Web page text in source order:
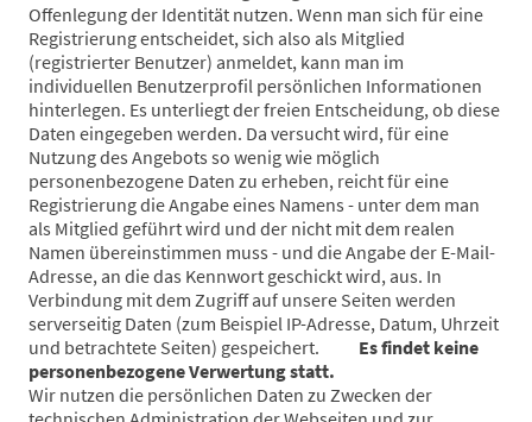
Offenlegung der Identität nutzen. Wenn man sich für eine
Registrierung entscheidet, sich also als Mitglied
(registrierter Benutzer) anmeldet, kann man im
individuellen Benutzerprofil persönlichen Informationen
hinterlegen. Es unterliegt der freien Entscheidung, ob diese
Daten eingegeben werden. Da versucht wird, für eine
Nutzung des Angebots so wenig wie möglich
personenbezogene Daten zu erheben, reicht für eine
Registrierung die Angabe eines Namens - unter dem man
als Mitglied geführt wird und der nicht mit dem realen
Namen übereinstimmen muss - und die Angabe der E-Mail-
Adresse, an die das Kennwort geschickt wird, aus. In
Verbindung mit dem Zugriff auf unsere Seiten werden
serverseitig Daten (zum Beispiel IP-Adresse, Datum, Uhrzeit
und betrachtete Seiten) gespeichert. Es findet keine
personenbezogene Verwertung statt.
Wir nutzen die persönlichen Daten zu Zwecken der